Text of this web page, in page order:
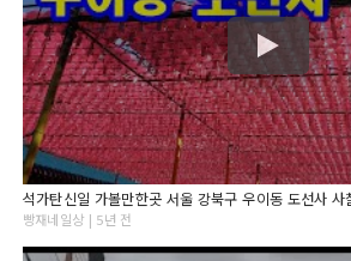
석가탄신일 가볼만한곳 서울 강북구 우이동 도선사 사
빵재네일상 | 5년 전